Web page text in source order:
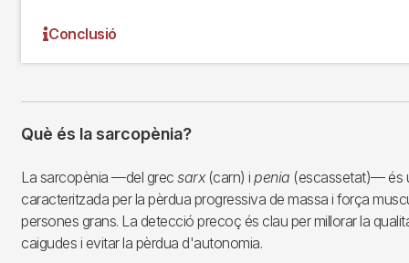
Conclusió
Què és la sarcopènia?
La sarcopènia —del grec sarx (carn) i penia (escassetat)— és
caracteritzada per la pèrdua progressiva de massa i força
persones grans. La detecció precoç és clau per millorar la
caigudes i evitar la pèrdua d'autonomia.